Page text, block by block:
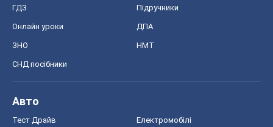
ГДЗ Підручники
Онлайн уроки ДПА
ЗНО НМТ
СНД посібники
Авто
Тест Драйв Електромобілі